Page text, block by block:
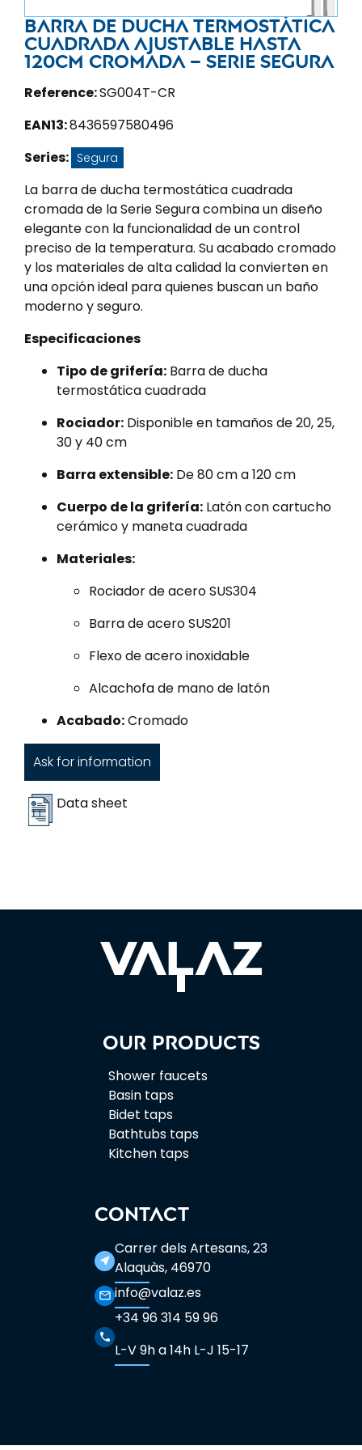
Barra de ducha termostática
cuadrada ajustable hasta
120CM cromada – Serie Segura
Reference:SG004T-CR
EAN13:8436597580496
Series: Segura
La barra de ducha termostática cuadrada
cromada de la Serie Segura combina un diseño
elegante con la funcionalidad de un control
preciso de la temperatura. Su acabado cromado
y los materiales de alta calidad la convierten en
una opción ideal para quienes buscan un baño
moderno y seguro.
Especificaciones
Tipo de grifería: Barra de ducha
termostática cuadrada
Rociador: Disponible en tamaños de 20, 25,
30 y 40 cm
Barra extensible: De 80 cm a 120 cm
Cuerpo de la grifería: Latón con cartucho
cerámico y maneta cuadrada
Materiales:
Rociador de acero SUS304
Barra de acero SUS201
Flexo de acero inoxidable
Alcachofa de mano de latón
Acabado:Cromado
Ask for information
Data sheet
Our products
Shower faucets
Basin taps
Bidet taps
Bathtubs taps
Kitchen taps
CONTACT
near_me
Carrer dels Artesans, 23
Alaquàs, 46970
mail_outline info@valaz.es
phone
+34 96 314 59 96
L-V 9h a 14h L-J 15-17